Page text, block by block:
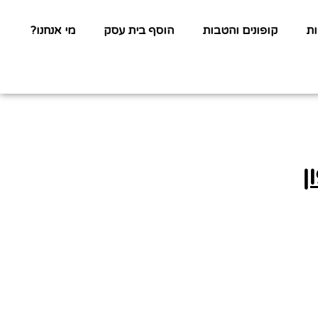
קופונים והטבות הוסף בית עסק מי אנחנו?